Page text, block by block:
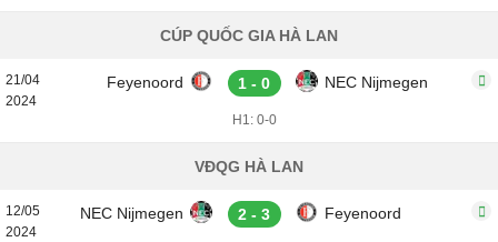
CÚP QUỐC GIA HÀ LAN
21/04
2024
Feyenoord 1 - 0 NEC Nijmegen
H1: 0-0
VĐQG HÀ LAN
12/05
2024
NEC Nijmegen 2 - 3 Feyenoord